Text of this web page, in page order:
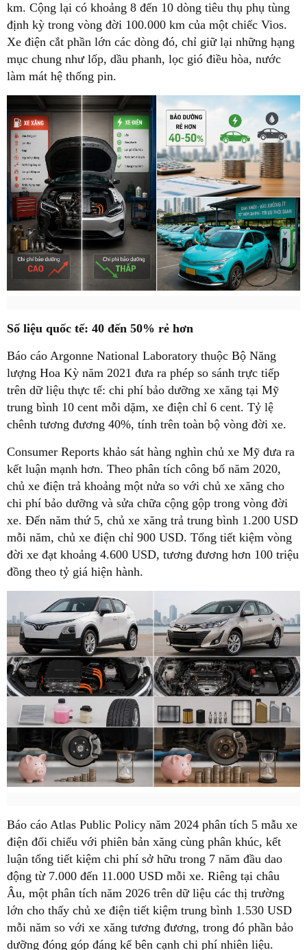
km. Cộng lại có khoảng 8 đến 10 dòng tiêu thụ phụ tùng
định kỳ trong vòng đời 100.000 km của một chiếc Vios.
Xe điện cắt phần lớn các dòng đó, chỉ giữ lại những hạng
mục chung như lốp, dầu phanh, lọc gió điều hòa, nước
làm mát hệ thống pin.
Số liệu quốc tế: 40 đến 50% rẻ hơn
Báo cáo Argonne National Laboratory thuộc Bộ Năng
lượng Hoa Kỳ năm 2021 đưa ra phép so sánh trực tiếp
trên dữ liệu thực tế: chi phí bảo dưỡng xe xăng tại Mỹ
trung bình 10 cent mỗi dặm, xe điện chỉ 6 cent. Tỷ lệ
chênh tương đương 40%, tính trên toàn bộ vòng đời xe.
Consumer Reports khảo sát hàng nghìn chủ xe Mỹ đưa ra
kết luận mạnh hơn. Theo phân tích công bố năm 2020,
chủ xe điện trả khoảng một nửa so với chủ xe xăng cho
chi phí bảo dưỡng và sửa chữa cộng gộp trong vòng đời
xe. Đến năm thứ 5, chủ xe xăng trả trung bình 1.200 USD
mỗi năm, chủ xe điện chỉ 900 USD. Tổng tiết kiệm vòng
đời xe đạt khoảng 4.600 USD, tương đương hơn 100 triệu
đồng theo tỷ giá hiện hành.
Báo cáo Atlas Public Policy năm 2024 phân tích 5 mẫu xe
điện đối chiếu với phiên bản xăng cùng phân khúc, kết
luận tổng tiết kiệm chi phí sở hữu trong 7 năm đầu dao
động từ 7.000 đến 11.000 USD mỗi xe. Riêng tại châu
Âu, một phân tích năm 2026 trên dữ liệu các thị trường
lớn cho thấy chủ xe điện tiết kiệm trung bình 1.530 USD
mỗi năm so với xe xăng tương đương, trong đó phần bảo
dưỡng đóng góp đáng kể bên cạnh chi phí nhiên liệu.